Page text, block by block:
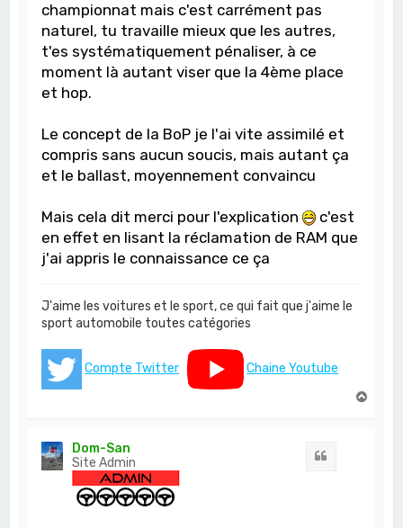
championnat mais c'est carrément pas
naturel, tu travaille mieux que les autres,
t'es systématiquement pénaliser, à ce
moment là autant viser que la 4ème place
et hop.
Le concept de la BoP je l'ai vite assimilé et
compris sans aucun soucis, mais autant ça
et le ballast, moyennement convaincu
Mais cela dit merci pour l'explication
c'est
en effet en lisant la réclamation de RAM que
j'ai appris le connaissance ce ça
J'aime les voitures et le sport, ce qui fait que j'aime le
sport automobile toutes catégories
Compte Twitter
Chaine Youtube
Dom-San
Site Admin